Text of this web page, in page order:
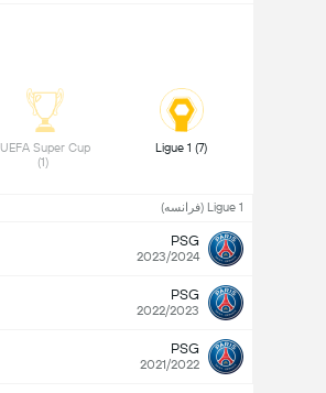
UEFA Super Cup
Ligue 1 (فرانسه)
PSG
2023/2024
PSG
2022/2023
PSG
2021/2022